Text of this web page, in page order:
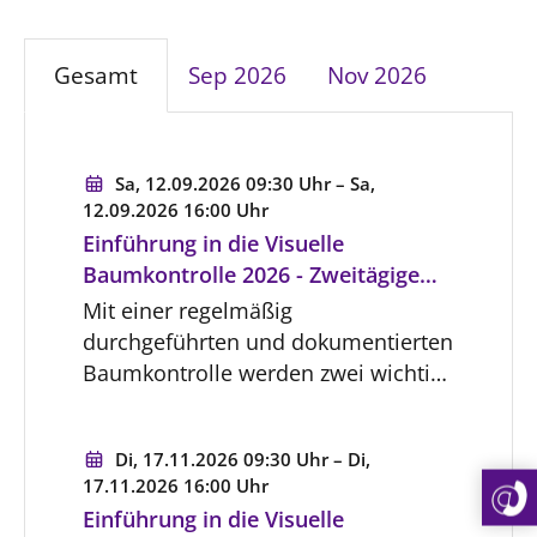
Gesamt Sep 2026 Nov 2026
Sa, 12.09.2026 09:30 Uhr – Sa,
12.09.2026 16:00 Uhr
Einführung in die Visuelle
Baumkontrolle 2026 - Zweitägige
Fortbildung
Mit einer regelmäßig
durchgeführten und dokumentierten
Baumkontrolle werden zwei wichtige
Biodiversität. Das Ökosystem Baum
ist Existenzgrundlage für eine
Vielzahl anderer Lebewesen.2. Die
Di, 17.11.2026 09:30 Uhr – Di,
17.11.2026 16:00 Uhr
Einführung in die Visuelle
Kinder und Jugendliche
Kultur und Kunst
Ökumene und Religionen